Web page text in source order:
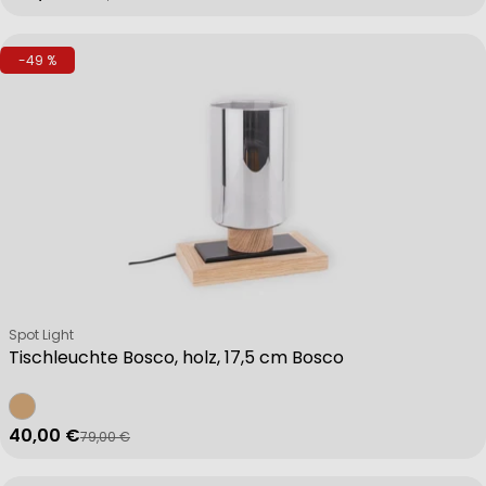
-49 %
Tischleuchte Bosco, holz, 17,5 cm Bosco
Verkäufer:
Spot Light
Verkaufspreis
40,00 €
Regulärer Preis
79,00 €